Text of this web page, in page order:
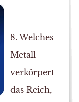
8. Welches
Metall
verkörpert
das Reich,